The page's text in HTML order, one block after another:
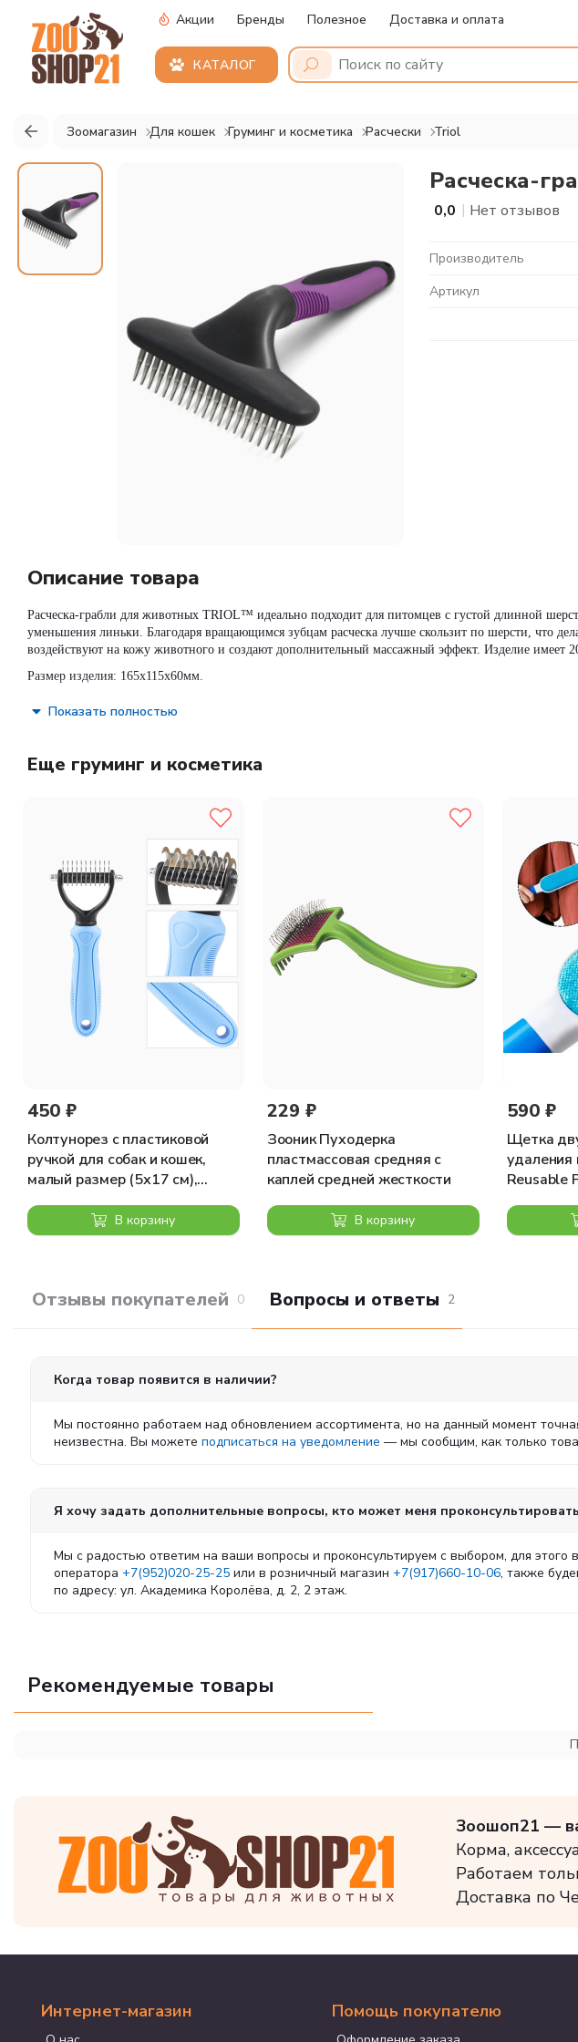
Акции Бренды Полезное Доставка и оплата
КАТАЛОГ
Зоомагазин Для кошек Груминг и косметика Расчески Triol
Расческа-
0,0 | Нет отзывов
Производитель
Артикул
Описание товара
Расческа-грабли для животных TRIOL™ идеально подходит для питомцев с густой длинной
уменьшения линьки. Благодаря вращающимся зубцам расческа лучше скользит по шерсти, что
воздействуют на кожу животного и создают дополнительный массажный эффект. Изделие
Размер изделия: 165х115х60мм.
Состав: пластик, резина, металл
Показать полностью
Еще груминг и косметика
450 ₽
Колтунорез с пластиковой
ручкой для собак и кошек,
малый размер (5х17 см),
В корзину
229 ₽
Зооник Пуходерка
пластмассовая средняя с
каплей средней жесткости
В корзину
590 ₽
Щетка
Reusable
Отзывы покупателей 0 Вопросы и ответы 2
Когда товар появится в наличии?
Мы постоянно работаем над обновлением ассортимента, но на данный момент
неизвестна. Вы можете подписаться на уведомление — мы сообщим, как только
Я хочу задать дополнительные вопросы, кто может меня
Мы с радостью ответим на ваши вопросы и проконсультируем с выбором, для
оператора +7(952)020-25-25 или в розничный магазин +7(917)660-10-06, также
по адресу: ул. Академика Королёва, д. 2, 2 этаж.
Рекомендуемые товары
Зоошоп21 —
Корма,
Работаем
Доставка по
Интернет-магазин Помощь покупателю